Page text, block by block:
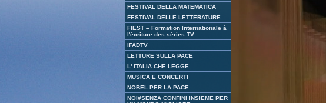
FESTIVAL DELLA MATEMATICA
FESTIVAL DELLE LETTERATURE
FIEST – Formation Internationale à
l'écriture des séries TV
IFADTV
LETTURE SULLA PACE
L' ITALIA CHE LEGGE
MUSICA E CONCERTI
NOBEL PER LA PACE
NOI#SENZA CONFINI INSIEME PER